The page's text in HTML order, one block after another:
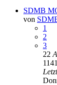
SDMB
von
1
2
3
22